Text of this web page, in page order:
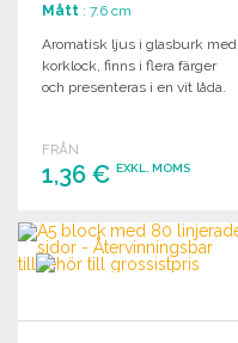
Mått : 7.6 cm
Aromatisk ljus i glasburk med
korklock, finns i flera färger
och presenteras i en vit låda.
FRÅN
1,36 € EXKL. MOMS
BESTÄLL
Begär offert